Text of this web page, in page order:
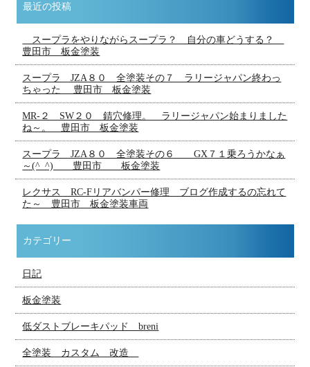
最近の投稿
スープラをやりながらスープラ？ 自分の車どうする？
豊田市 板金塗装
スープラ JZA８０ 全塗装その７ ラリージャパン終わっ
ちゃった 豊田市 板金塗装
MR-２ SW２０ 錆穴修理。 ラリージャパン始まりました
ね～。 豊田市 板金塗装
スープラ JZA８０ 全塗装その６ GX７１乗ろうかなぁ
～(^_^) 豊田市 板金塗装
レクサス RC-Fリアバンパー修理 ブログ作成するの忘れて
た～ 豊田市 板金塗装車両
カテゴリー
日記
板金塗装
低ダストブレーキパッド breni
全塗装 カスタム 改造